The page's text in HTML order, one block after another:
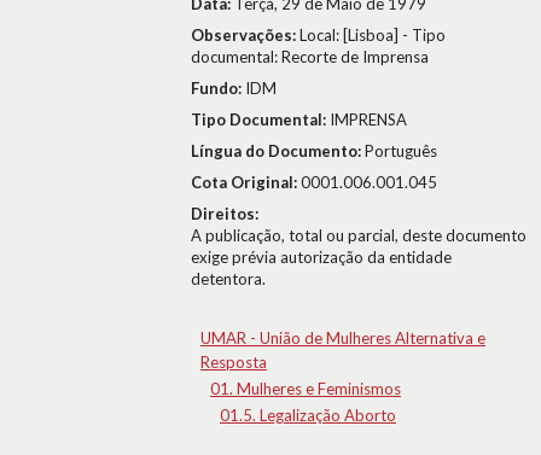
Observações:Local: [Lisboa] - Tipo
documental: Recorte de Imprensa
Fundo: IDM
Tipo Documental: IMPRENSA
Língua do Documento:Português
Cota Original:0001.006.001.045
Direitos:
A publicação, total ou parcial, deste documento
exige prévia autorização da entidade
detentora.
UMAR - União de Mulheres Alternativa e
Resposta
01. Mulheres e Feminismos
01.5. Legalização Aborto